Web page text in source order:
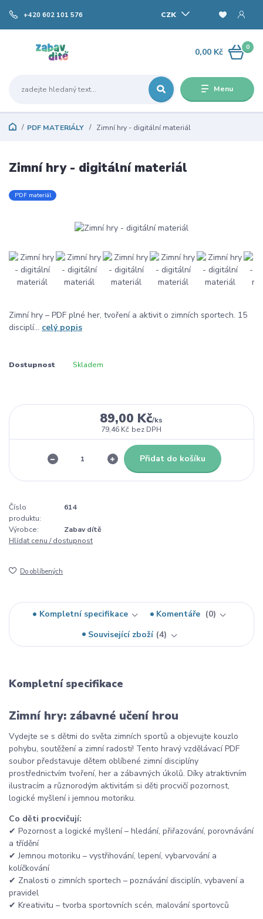
Menu
CZK
+420 602 101 576
0
0,00 Kč
PDF MATERIÁLY Zimní hry - digitální materiál
Zimní hry - digitální materiál
PDF materiál
Zimní hry – PDF plné her, tvoření a aktivit o zimních sportech. 15
disciplí... celý popis
Dostupnost Skladem
89,00 Kč/ks
79,46 Kč bez DPH
Přidat do košíku
Číslo
produktu:
614
Výrobce:
Zabav dítě
Hlídat cenu / dostupnost
Do oblíbených
Kompletní specifikace Komentáře
0
Související zboží 4
Kompletní specifikace
Zimní hry: zábavné učení hrou
Vydejte se s dětmi do světa zimních sportů a objevujte kouzlo
pohybu, soutěžení a zimní radosti! Tento hravý vzdělávací PDF
soubor představuje dětem oblíbené zimní disciplíny
prostřednictvím tvoření, her a zábavných úkolů. Díky atraktivním
ilustracím a různorodým aktivitám si děti procvičí pozornost,
logické myšlení i jemnou motoriku.
Co děti procvičují:
✔ Pozornost a logické myšlení – hledání, přiřazování, porovnávání
a třídění
✔ Jemnou motoriku – vystřihování, lepení, vybarvování a
kolíčkování
✔ Znalosti o zimních sportech – poznávání disciplín, vybavení a
pravidel
✔ Kreativitu – tvorba sportovních scén, malování sportovců